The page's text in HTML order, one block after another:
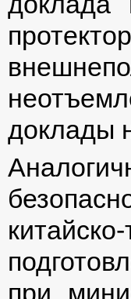
доклады
при